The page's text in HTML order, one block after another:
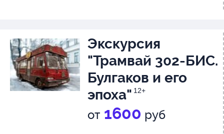
Экскурсия
"Трамвай 302-БИС.
Булгаков и его
эпоха" 12+
от 1600 руб